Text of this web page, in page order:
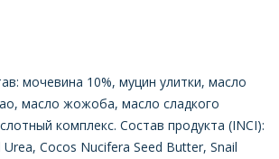
мочевина 10%, муцин улитки, масло
масло жожоба, масло сладкого
комплекс. Состав продукта (INCI):
Cocos Nucifera Seed Butter, Snail